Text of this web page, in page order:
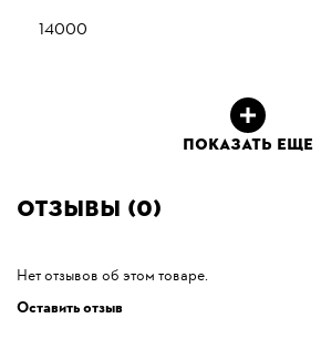
14000
ПОКАЗАТЬ ЕЩЕ
Отзывы (0)
Нет отзывов об этом товаре.
Оставить отзыв